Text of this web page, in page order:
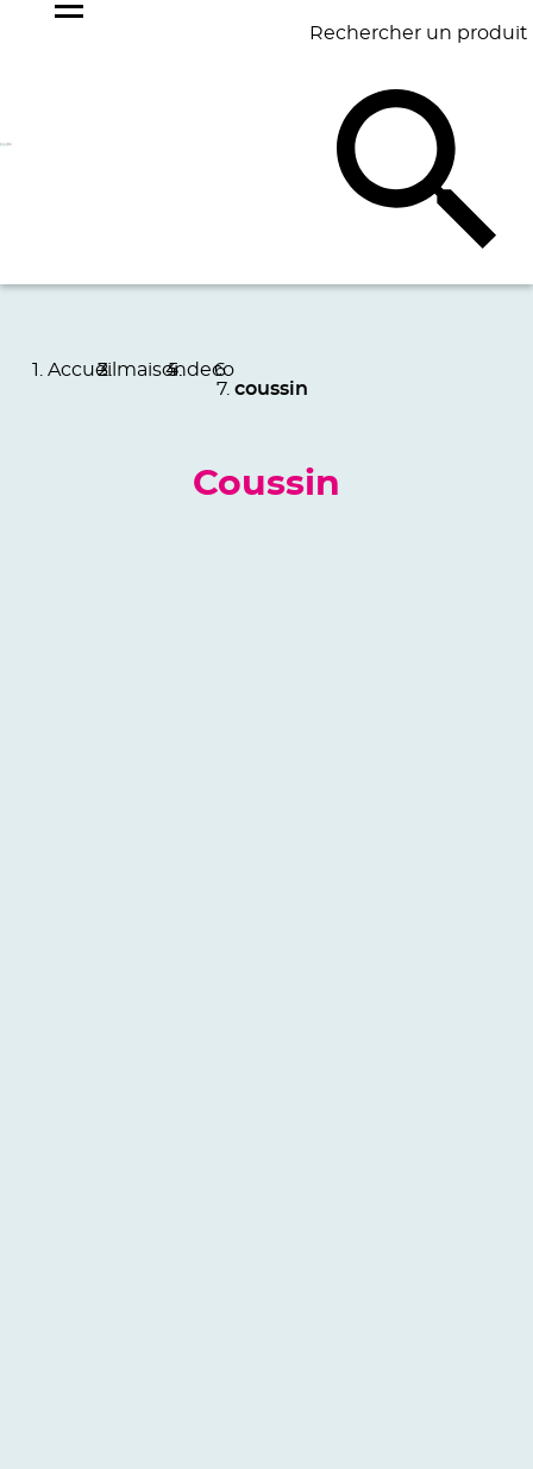
Rechercher un produit
BAGAGERIE BUREAU
Accueil maisondeco
coussin
Coussin